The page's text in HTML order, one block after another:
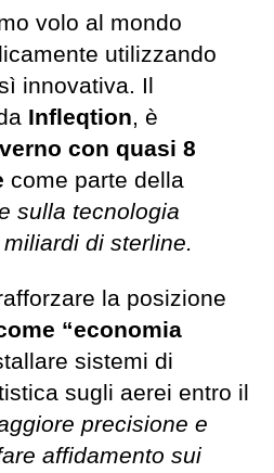
volo al mondo
utilizzando
innovativa. Il
Infleqtion, è
con quasi 8
come parte della
sulla tecnologia
di sterline.
la posizione
“economia
sistemi di
sugli aerei entro il
precisione e
affidamento sui